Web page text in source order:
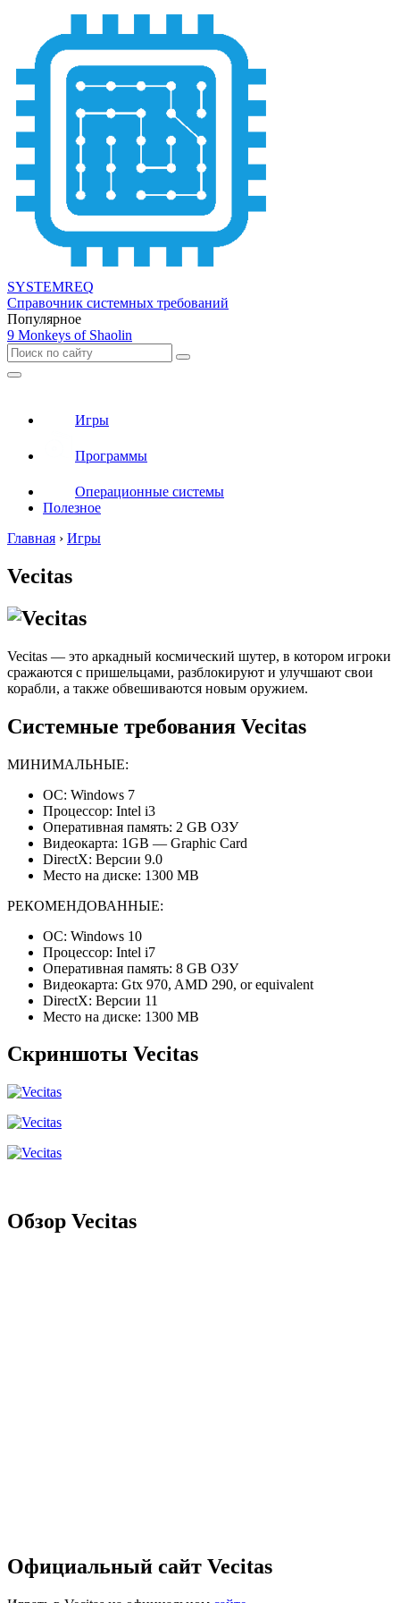
SYSTEMREQ
Справочник системных требований
Популярное
9 Monkeys of Shaolin
Игры
Программы
Операционные системы
Полезное
Главная › Игры
Vecitas
Vecitas — это аркадный космический шутер, в котором игроки
сражаются с пришельцами, разблокируют и улучшают свои
корабли, а также обвешиваются новым оружием.
Системные требования Vecitas
МИНИМАЛЬНЫЕ:
ОС: Windows 7
Процессор: Intel i3
Оперативная память: 2 GB ОЗУ
Видеокарта: 1GB — Graphic Card
DirectX: Версии 9.0
Место на диске: 1300 MB
РЕКОМЕНДОВАННЫЕ:
ОС: Windows 10
Процессор: Intel i7
Оперативная память: 8 GB ОЗУ
Видеокарта: Gtx 970, AMD 290, or equivalent
DirectX: Версии 11
Место на диске: 1300 MB
Скриншоты Vecitas
Обзор Vecitas
Официальный сайт Vecitas